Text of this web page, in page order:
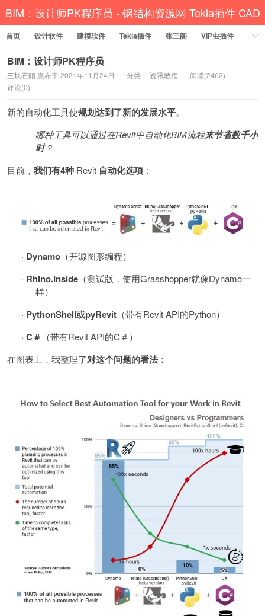
BIM：设计师PK程序员 - 钢结构资源网 Tekla插件 CAD
工具 犀牛GH汉化 套料
首页 设计软件 建模软件 Tekla插件 张三阁
VIP虫插件
CAD插件
定尺提料 贱人工具箱
资讯教程
工程模型 关于网站
BIM：设计师PK程序员
三块石頭 发布于 2021年11月24日 分类： 资讯教程
阅读(2462)
评论(0)
新的自动化工具使规划达到了新的发展水平。
哪种工具可以通过在Revit中自动化BIM流程来节省数千小
时？
目前， 我们有4种 Revit 自动化选项 ：
· Dynamo （开源图形编程）
· Rhino.Inside （测试版，使用Grasshopper就像Dynamo一
样）
· PythonShell或pyRevit （带有Revit API的Python）
· C＃ （带有Revit API的C＃）
在图表上，我整理了对这个问题的看法：